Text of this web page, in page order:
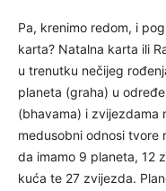
Pa, krenimo redom, i
karta? Natalna karta ili
u trenutku nečijeg
planeta (graha) u
(bhavama) i zvijezdama
medusobni odnosi tvore
da imamo 9 planeta, 12
kuća te 27 zvijezda.